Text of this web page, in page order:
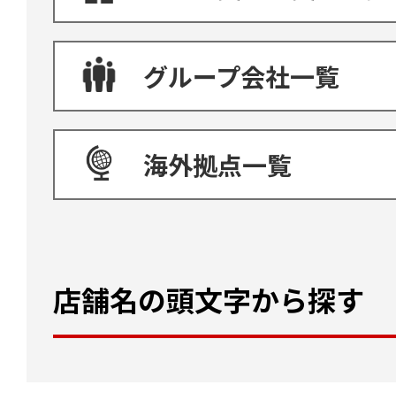
グループ会社一覧
海外拠点一覧
店舗名の頭文字から探す